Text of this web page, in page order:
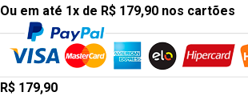
Ou em até 1x de R$ 179,90 nos cartões
R$ 179,90